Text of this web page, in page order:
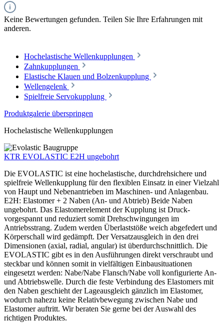
Keine Bewertungen gefunden. Teilen Sie Ihre Erfahrungen mit
anderen.
Hochelastische Wellenkupplungen
Zahnkupplungen
Elastische Klauen und Bolzenkupplung
Wellengelenk
Spielfreie Servokupplung
Produktgalerie überspringen
Hochelastische Wellenkupplungen
KTR EVOLASTIC E2H ungebohrt
Die EVOLASTIC ist eine hochelastische, durchdrehsichere und
spielfreie Wellenkupplung für den flexiblen Einsatz in einer Vielzahl
von Haupt und Nebenantrieben im Maschinen- und Anlagenbau.
E2H: Elastomer + 2 Naben (An- und Abtrieb) Beide Naben
ungebohrt. Das Elastomerelement der Kupplung ist Druck-
vorgespannt und reduziert somit Drehschwingungen im
Antriebsstrang. Zudem werden Überlaststöße weich abgefedert und
Körperschall wird gedämpft. Der Versatzausgleich in den drei
Dimensionen (axial, radial, angular) ist überdurchschnittlich. Die
EVOLASTIC gibt es in den Ausführungen direkt verschraubt und
steckbar und können somit in vielfältigen Einbausituationen
eingesetzt werden: Nabe/Nabe Flansch/Nabe voll konfigurierte An-
und Abtriebswelle. Durch die feste Verbindung des Elastomers mit
den Naben geschieht der Lageausgleich gänzlich im Elastomer,
wodurch nahezu keine Relativbewegung zwischen Nabe und
Elastomer auftritt. Wir beraten Sie gerne bei der Auswahl des
richtigen Produktes.